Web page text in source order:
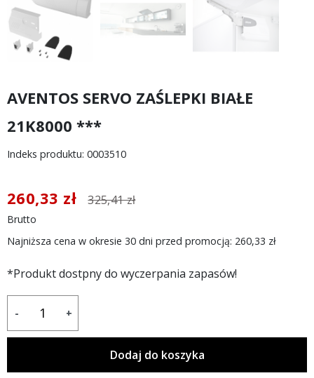
AVENTOS SERVO ZAŚLEPKI BIAŁE
21K8000 ***
Indeks produktu: 0003510
260,33 zł 325,41 zł
Brutto
Najniższa cena w okresie 30 dni przed promocją: 260,33 zł
*Produkt dostpny do wyczerpania zapasów!
- +
Dodaj do koszyka